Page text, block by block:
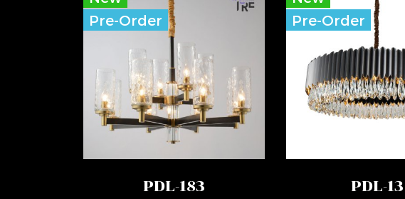
Pre-Order
PDL-183
Pre-Order
PDL-13